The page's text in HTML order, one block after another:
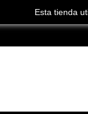
Esta tienda